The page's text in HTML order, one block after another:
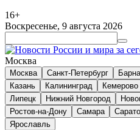
16+
Воскресенье, 9 августа 2026
Москва
Москва Санкт-Петербург
Казань
Калининград Кемерово
Липецк
Нижний Новгород
Ростов-на-Дону
Самара
Ярославль